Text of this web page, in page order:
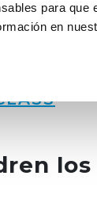
para que
en
los